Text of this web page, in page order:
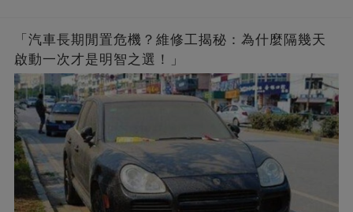
「汽車長期閒置危機？維修工揭秘：為什麼隔幾天
啟動一次才是明智之選！」